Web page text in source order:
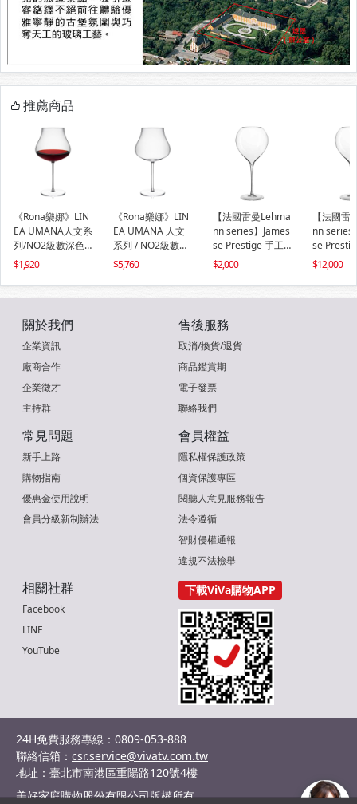
推薦商品
《Rona樂娜》LIN
EA UMANA人文系
列/NO2級數深色
杯905ml(2入)
1,920
《Rona樂娜》LIN
EA UMANA 人文
系列 / NO2級數深
色杯 905ml(6入)
5,760
【法國雷曼Lehma
nn series】James
se Prestige 手工
球體無極杯750ml-
標準款(1入)
2,000
【法國雷
nn series
se
球體無極
標準款(6
12,000
關於我們
企業資訊
廠商合作
企業徵才
主持群
售後服務
取消/換貨/退貨
商品鑑賞期
電子發票
聯絡我們
常見問題
新手上路
購物指南
優惠金使用說明
會員分級新制辦法
會員權益
隱私權保護政策
個資保護專區
閱聽人意見服務報告
法令遵循
智財侵權通報
違規不法檢舉
相關社群
Facebook
LINE
YouTube
下載ViVa購物APP
24H免費服務專線：0809-053-888
聯絡信箱： csr.service@vivatv.com.tw
地址：臺北市南港區重陽路120號4樓
美好家庭購物股份有限公司版權所有